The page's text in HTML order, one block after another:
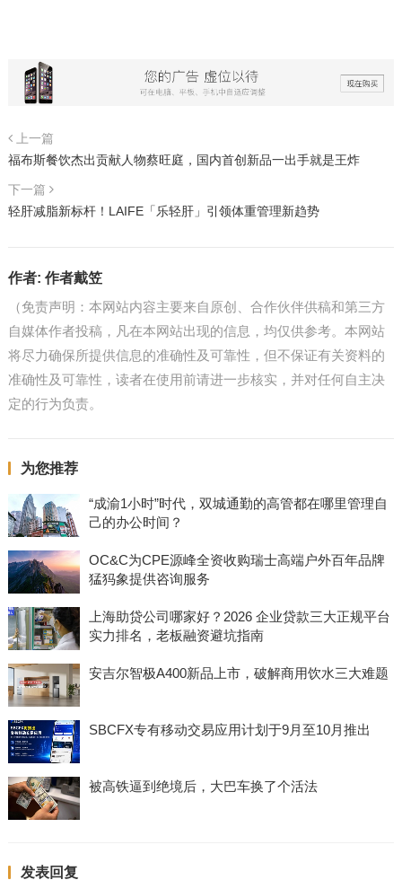
上一篇
福布斯餐饮杰出贡献人物蔡旺庭，国内首创新品一出手就是王炸
下一篇
轻肝减脂新标杆！LAIFE「乐轻肝」引领体重管理新趋势
作者: 作者戴笠
（免责声明：本网站内容主要来自原创、合作伙伴供稿和第三方
自媒体作者投稿，凡在本网站出现的信息，均仅供参考。本网站
将尽力确保所提供信息的准确性及可靠性，但不保证有关资料的
准确性及可靠性，读者在使用前请进一步核实，并对任何自主决
定的行为负责。
为您推荐
“成渝1小时”时代，双城通勤的高管都在哪里管理自
己的办公时间？
OC&C为CPE源峰全资收购瑞士高端户外百年品牌
猛犸象提供咨询服务
上海助贷公司哪家好？2026 企业贷款三大正规平台
实力排名，老板融资避坑指南
安吉尔智极A400新品上市，破解商用饮水三大难题
SBCFX专有移动交易应用计划于9月至10月推出
被高铁逼到绝境后，大巴车换了个活法
发表回复